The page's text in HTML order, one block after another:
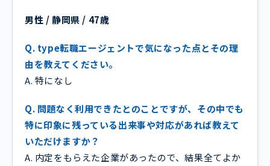
男性 / 静岡県 / 47歳
Q. type転職エージェントで気になった点とその理
由を教えてください。
A. 特になし
Q. 問題なく利用できたとのことですが、その中でも
特に印象に残っている出来事や対応があれば教えて
いただけますか？
A. 内定をもらえた企業があったので、結果全てよか